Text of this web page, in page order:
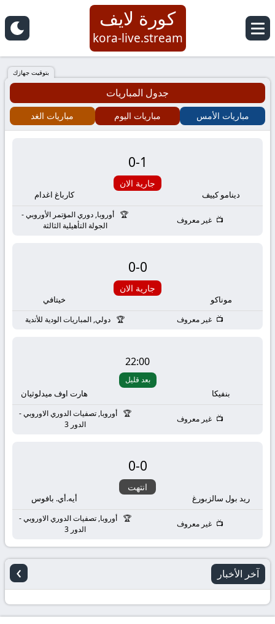
كورة
لايف
|
koora
مباريات
مباشر
كورة لايف
kora-live.stream
بتوقيت جهازك
جدول المباريات
مباريات الأمس مباريات اليوم مباريات الغد
دينامو كييف
1
-
0
جارية الان
كارباغ اغدام
غير معروف
أوروبا, دوري المؤتمر الأوروبي -
الجولة التأهيلية الثالثة
موناكو
0
-
0
جارية الان
خيتافي
غير معروف دولي, المباريات الودية للأندية
بنفيكا
22:00
بعد قليل
هارت اوف ميدلوثيان
غير معروف
أوروبا, تصفيات الدوري الاوروبي -
الدور 3
ريد بول سالزبورغ
0
-
0
انتهت
أيه.أي. بافوس
غير معروف
أوروبا, تصفيات الدوري الاوروبي -
الدور 3
آخر الأخبار ›